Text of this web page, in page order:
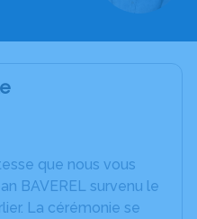
que nous vous
BAVEREL survenu le
La cérémonie se